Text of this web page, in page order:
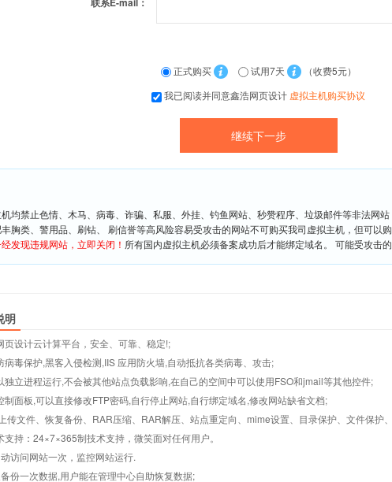
正式购买 试用7天
（收费5元）
我已阅读并同意鑫浩网页设计 虚拟主机购买协议
均禁止色情、木马、病毒、诈骗、私服、外挂、钓鱼网站、秒赞程序、垃圾邮件等非法网
胸类、警用品、刷钻、 刷信誉等高风险容易受攻击的网站不可购买我司虚拟主机，但可以
发现违规网站，立即关闭！ 所有国内虚拟主机必须备案成功后才能绑定域名。 可能受攻击
明
页设计云计算平台，安全、可靠、稳定!;
病毒保护,黑客入侵检测,IIS 应用防火墙,自动抵抗各类病毒、攻击;
独立进程运行,不会被其他站点负载影响,在自己的空间中可以使用FSO和jmail等其他控件;
制面板,可以直接修改FTP密码,自行停止网站,自行绑定域名,修改网站缺省文档;
传文件、恢复备份、RAR压缩、RAR解压、站点重定向、mime设置、目录保护、文件保
支持：24×7×365制技术支持，微笑面对任何用户。
访问网站一次，监控网站运行.
份一次数据,用户能在管理中心自助恢复数据;